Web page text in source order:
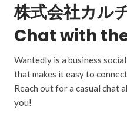
株式会社カル
Chat with
Wantedly is a business
that makes it easy to
Reach out for a casual chat
you!